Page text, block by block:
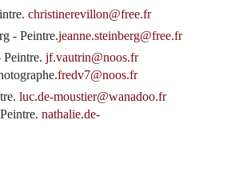
christinerevillon@free.fr
- Peintre.jeanne.steinberg@free.fr
Peintre. jf.vautrin@noos.fr
fredv7@noos.fr
luc.de-moustier@wanadoo.fr
nathalie.de-